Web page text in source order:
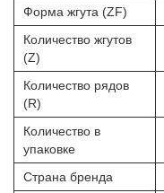
Форма жгута (ZF)
Количество жгутов
(Z)
Количество рядов
(R)
Количество в
упаковке
Страна бренда